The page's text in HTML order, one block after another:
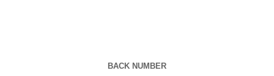
BACK NUMBER